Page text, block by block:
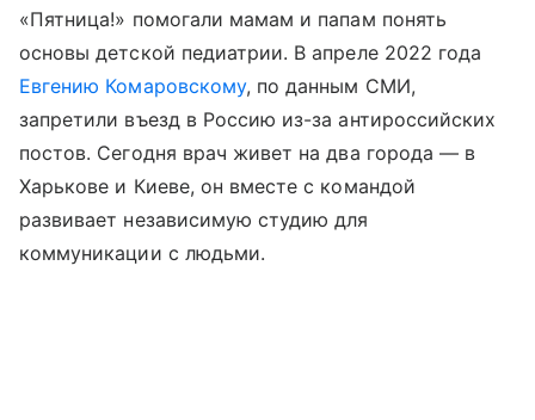
«Пятница!» помогали мамам и папам понять
основы детской педиатрии. В апреле 2022 года
Евгению Комаровскому, по данным СМИ,
запретили въезд в Россию из-за антироссийских
постов. Сегодня врач живет на два города — в
Харькове и Киеве, он вместе с командой
развивает независимую студию для
коммуникации с людьми.